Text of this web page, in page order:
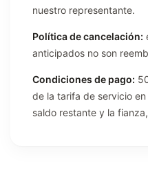
nuestro representante.
Política de cancelación:
anticipados no son
Condiciones de pago:
de la tarifa de servicio
saldo restante y la